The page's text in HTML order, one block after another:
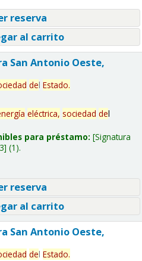
reserva
al carrito
San Antonio Oeste,
del Estado.
eléctrica, sociedad del
para préstamo: Signatura
(1).
reserva
al carrito
San Antonio Oeste,
del Estado.